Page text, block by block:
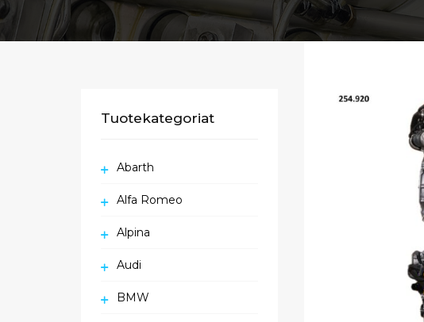
Tuotekategoriat
Abarth
Alfa Romeo
Alpina
Audi
BMW